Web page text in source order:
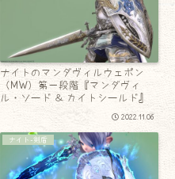
ナイトのマンダヴィルウェポン
（MW）第一段階『マンダヴィ
ル・ソード ＆ カイトシールド』
2022.11.06
ナイト-剣盾